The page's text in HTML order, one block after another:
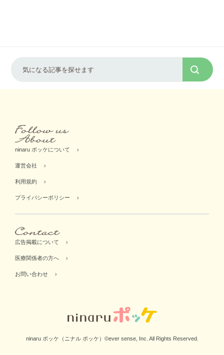
ninaru ポッケについて
運営会社
利用規約
プライバシーポリシー
広告掲載について
医療関係者の方へ
お問い合わせ
ninaru ポッケ（ニナル ポッケ）©ever sense, Inc. All Rights Reserved.